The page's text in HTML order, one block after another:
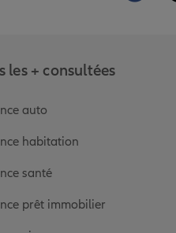
les + consultées
auto
habitation
santé
prêt immobilier